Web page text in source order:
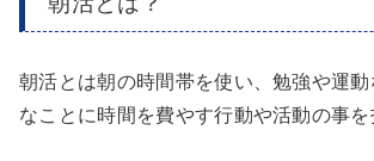
朝活とは朝の時間帯を使い、勉強や運動
なことに時間を費やす行動や活動の事を